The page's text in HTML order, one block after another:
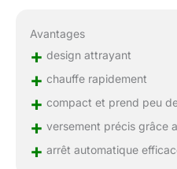
Avantages
+ design attrayant
+ chauffe rapidement
+ compact et prend peu
+ versement précis grâce
+ arrêt automatique